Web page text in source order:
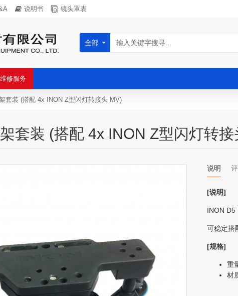
说明书 镜头罩表
全部
维修服务
套装 (搭配 4x INON Z型闪灯转接头 MV)
套装 (搭配 4x INON Z型闪灯转接
说明
[说明]
INON D5
可稳定搭
[规格]
重
材